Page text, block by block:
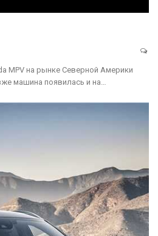
MPV на рынке Северной Америки
машина появилась и на…